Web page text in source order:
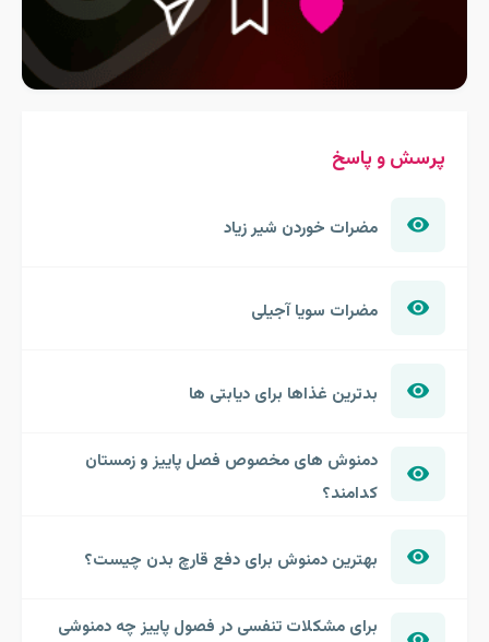
پرسش و پاسخ
مضرات خوردن شیر زیاد
مضرات سویا آجیلی
بدترین غذاها برای دیابتی ها
دمنوش های مخصوص فصل پاییز و زمستان
کدامند؟
بهترین دمنوش برای دفع قارچ بدن چیست؟
برای مشکلات تنفسی در فصول پاییز چه دمنوشی